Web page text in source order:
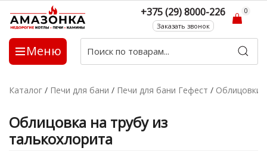
Меню
+375 (29) 8000-226
Заказать звонок
0
Каталог / Печи для бани / Печи для бани Гефест / Облицовки
Облицовка на трубу из
талькохлорита